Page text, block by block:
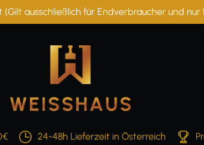
ausschließlich für Endverbraucher und
24-48h Lieferzeit in Österreich